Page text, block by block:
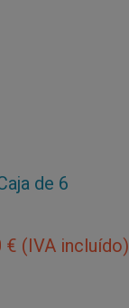
de 6
€ (IVA incluído)